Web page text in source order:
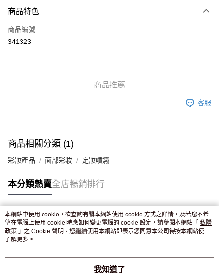
信用卡
Apple Pay
付款後門市自取，訂單確認後2-4個工作天到店，7天內取。逾期後
商品特色
商品編號
341323
商品推薦
客服
商品相關分類 (1)
彩妝產品 面部彩妝 定妝噴霧
本分類熱賣全店暢銷排行
熱門標籤
熱銷排行
本網站中使用 cookie，欲查詢有關本網站使用 cookie 方式之詳情，及若您不希
望在電腦上使用 cookie 時應如何變更電腦的 cookie 設定，請參閱本網站「 私隱
政策 」之 Cookie 聲明。您繼續使用本網站即表示您同意本公司得按本網站使用
條款之 Cookie 聲明使用 cookie。
了解更多 >
我知道了